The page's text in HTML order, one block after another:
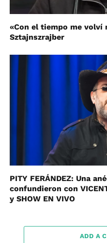
«Con el tiempo me volví
Sztajnszrajber
PITY FERÁNDEZ: Una
confundieron con
y SHOW EN VIVO
ADD A